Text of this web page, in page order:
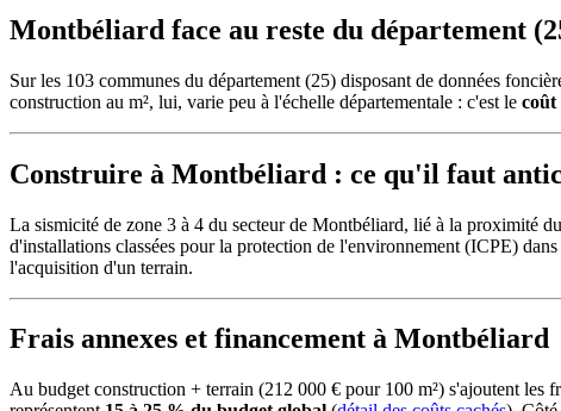
Montbéliard face au reste du département
Sur les 103 communes du département (25) disposant de données
construction au m², lui, varie peu à l'échelle départementale : c'est le coût
Construire à Montbéliard : ce qu'il faut
La sismicité de zone 3 à 4 du secteur de Montbéliard, lié à la proximité
d'installations classées pour la protection de l'environnement (ICPE)
l'acquisition d'un terrain.
Frais annexes et financement à Montbéliard
Au budget construction + terrain (212 000 € pour 100 m²) s'ajoutent